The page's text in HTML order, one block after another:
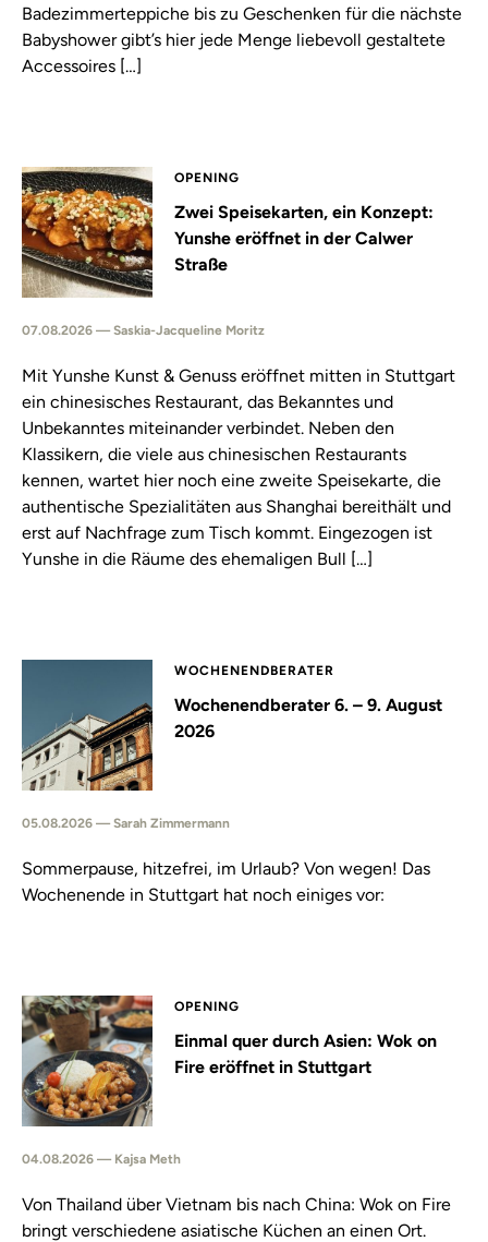
Badezimmerteppiche bis zu Geschenken für die nächste
Babyshower gibt’s hier jede Menge liebevoll gestaltete
Accessoires […]
OPENING
Zwei Speisekarten, ein Konzept:
Yunshe eröffnet in der Calwer
Straße
07.08.2026 — Saskia-Jacqueline Moritz
Mit Yunshe Kunst & Genuss eröffnet mitten in Stuttgart
ein chinesisches Restaurant, das Bekanntes und
Unbekanntes miteinander verbindet. Neben den
Klassikern, die viele aus chinesischen Restaurants
kennen, wartet hier noch eine zweite Speisekarte, die
authentische Spezialitäten aus Shanghai bereithält und
erst auf Nachfrage zum Tisch kommt. Eingezogen ist
Yunshe in die Räume des ehemaligen Bull […]
WOCHENENDBERATER
Wochenendberater 6. – 9. August
2026
05.08.2026 — Sarah Zimmermann
Sommerpause, hitzefrei, im Urlaub? Von wegen! Das
Wochenende in Stuttgart hat noch einiges vor:
OPENING
Einmal quer durch Asien: Wok on
Fire eröffnet in Stuttgart
04.08.2026 — Kajsa Meth
Von Thailand über Vietnam bis nach China: Wok on Fire
bringt verschiedene asiatische Küchen an einen Ort.